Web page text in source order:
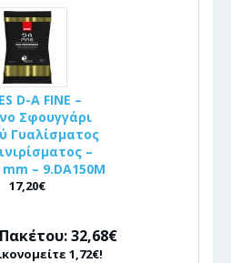
D-A FINE –
Σφουγγάρι
Γυαλίσματος
–
– 9.DA150M
17,20€
32,68€
1,72€!